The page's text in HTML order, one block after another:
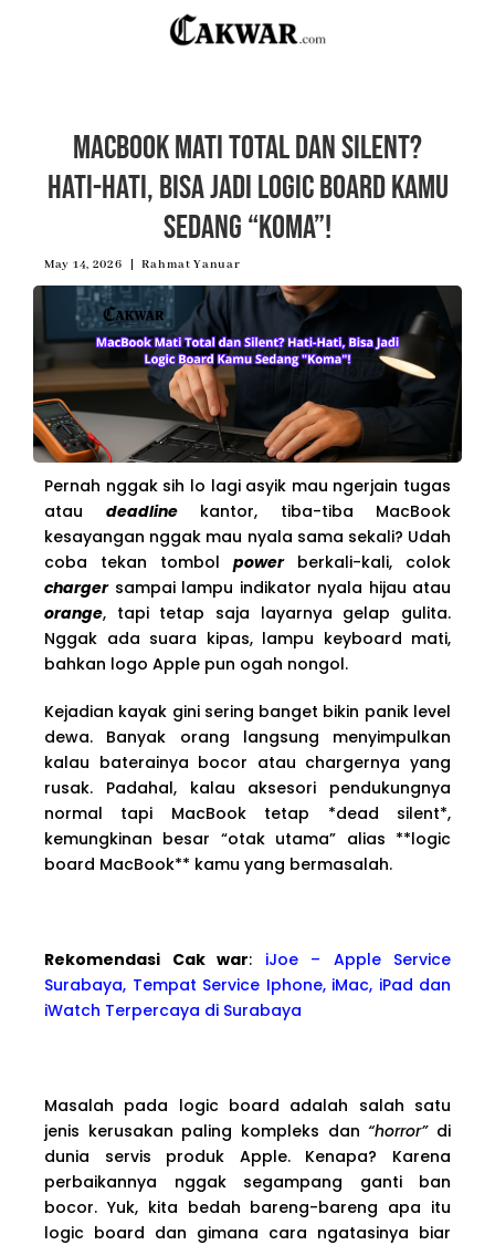
MacBook Mati Total dan Silent?
Hati-Hati, Bisa Jadi Logic Board Kamu
Sedang “Koma”!
May 14, 2026 Rahmat Yanuar
Pernah nggak sih lo lagi asyik mau ngerjain tugas
atau deadlinekantor, tiba-tiba MacBook
kesayangan nggak mau nyala sama sekali? Udah
coba tekan tombol powerberkali-kali, colok
chargersampai lampu indikator nyala hijau atau
orange, tapi tetap saja layarnya gelap gulita.
Nggak ada suara kipas, lampu keyboard mati,
bahkan logo Apple pun ogah nongol.
Kejadian kayak gini sering banget bikin panik level
dewa. Banyak orang langsung menyimpulkan
kalau baterainya bocor atau chargernya yang
rusak. Padahal, kalau aksesori pendukungnya
normal tapi MacBook tetap *dead silent*,
kemungkinan besar “otak utama” alias **logic
board MacBook** kamu yang bermasalah.
Rekomendasi Cak war: iJoe – Apple Service
Surabaya, Tempat Service Iphone, iMac, iPad dan
iWatch Terpercaya di Surabaya
Masalah pada logic board adalah salah satu
jenis kerusakan paling kompleks dan“horror”di
dunia servis produk Apple. Kenapa? Karena
perbaikannya nggak segampang ganti ban
bocor. Yuk, kita bedah bareng-bareng apa itu
logic board dan gimana cara ngatasinya biar